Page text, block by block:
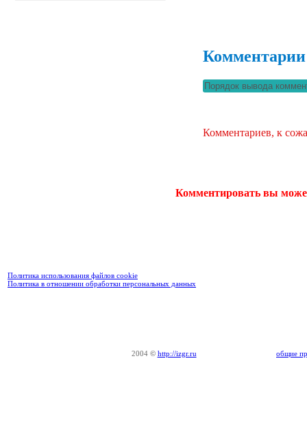
Комментарии
Комментариев, к
Комментировать вы
Политика использования файлов cookie
Политика в отношении обработки персональных данных
2004 © http://izgr.ru общие